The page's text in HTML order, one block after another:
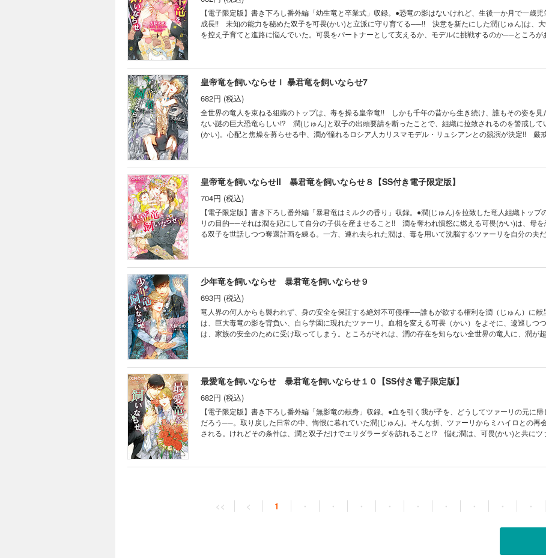
【電子限定版】書き下ろし番外編「幼生竜と卒業式」収録。●恐竜の影はないけれど、生後一か月で一歳児
成長!! 未知の能力を秘めた双子を可畏(かい)と立派に守り育てる──!! 決意を新たにした潤(じゅん)は、
を控え子育てと進路に悩んでいた。可畏をパートナーとして支えるか、モデルに挑戦するのか──ところが
皇帝竜を飼いならせＩ 暴君竜を飼いならせ7
682円 (税込)
全世界の竜人を束ねる組織のトップは、毒を操る皇帝竜!! しかも千年の昔から生き続け、誰もその姿を見
ない謎の巨大恐竜らしい!? 潤(じゅん)と双子の出頭要請を断ったことで、組織に拉致されるのを警戒して
(かい)。心配と焦燥を募らせる中、潤が憧れるロシア人カリスマモデル・リュシアンとの競演が決定!! 厳
皇帝竜を飼いならせII 暴君竜を飼いならせ８【SS付き電子限定版】
704円 (税込)
【電子限定版】書き下ろし番外編「暴君竜はミルクの香り」収録。●潤(じゅん)を拉致した竜人組織トップ
リの目的──それは潤を妃にして自分の子供を産ませること!! 潤を奪われ憤怒に燃える可畏(かい)は、母を
る双子を世話しつつ奪還計画を練る。一方、連れ去られた潤は、毒を用いて洗脳するツァーリを自分の夫
少年竜を飼いならせ 暴君竜を飼いならせ９
693円 (税込)
竜人界の何人からも襲われず、身の安全を保証する絶対不可侵権──誰もが欲する権利を潤（じゅん）に献
は、巨大毒竜の影を背負い、自ら学園に現れたツァーリ。血相を変える可畏（かい）をよそに、逡巡しつ
は、家族の安全のために受け取ってしまう。ところがそれは、潤の存在を知らない全世界の竜人に、潤が
最愛竜を飼いならせ 暴君竜を飼いならせ１０【SS付き電子限定版】
682円 (税込)
【電子限定版】書き下ろし番外編「無影竜の献身」収録。●血を引く我が子を、どうしてツァーリの元に帰
だろう──。取り戻した日常の中、悔恨に暮れていた潤(じゅん)。そんな折、ツァーリからミハイロとの再
される。けれどその条件は、潤と双子だけでエリダラーダを訪れること!? 悩む潤は、可畏(かい)と共にツ
<< < 1 ・ ・ ・ ・ ・ ・ ・ ・ ・